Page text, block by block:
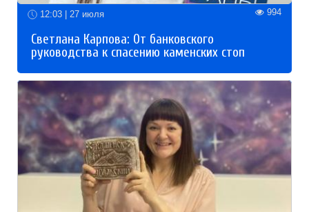
12:03 | 27 июля 994
Светлана Карпова: От банковского
руководства к спасению каменских стоп